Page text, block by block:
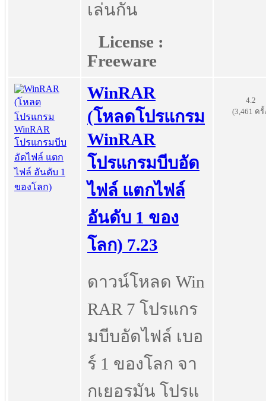
เล่นกัน
License :
Freeware
WinRAR
(โหลดโปรแกรม
WinRAR
โปรแกรมบีบอัด
ไฟล์ แตกไฟล์
อันดับ 1 ของ
โลก) 7.23
ดาวน์โหลด Win
RAR 7 โปรแกร
มบีบอัดไฟล์ เบอ
ร์ 1 ของโลก จา
กเยอรมัน โปรแ
4.2
(3,461 ครั้